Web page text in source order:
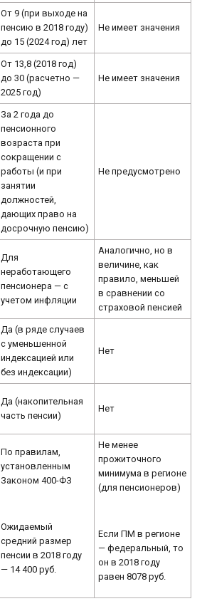
От 9 (при выходе на
пенсию в 2018 году)
до 15 (2024 год) лет
Не имеет значения
От 13,8 (2018 год)
до 30 (расчетно —
2025 год)
Не имеет значения
За 2 года до
пенсионного
возраста при
сокращении с
работы (и при
занятии
должностей,
дающих право на
досрочную пенсию)
Не предусмотрено
Для
неработающего
пенсионера — с
учетом инфляции
Аналогично, но в
величине, как
правило, меньшей
в сравнении со
страховой пенсией
Да (в ряде случаев
с уменьшенной
индексацией или
без индексации)
Нет
Да (накопительная
часть пенсии)
Нет
По правилам,
установленным
Законом 400-ФЗ
Ожидаемый
средний размер
пенсии в 2018 году
— 14 400 руб.
Не менее
прожиточного
минимума в регионе
(для пенсионеров)
Если ПМ в регионе
— федеральный, то
он в 2018 году
равен 8078 руб.